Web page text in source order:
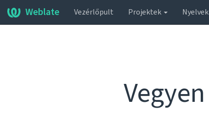
Weblate Vezérlőpult Projektek Nyelvek